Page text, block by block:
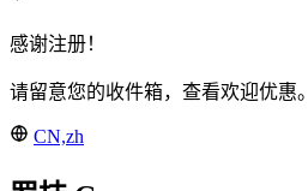
感谢注册！
请留意您的收件箱，查看欢迎优惠。
CN,zh